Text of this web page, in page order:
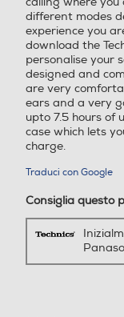
Modalità
La modalità
indesiderati
delle persone
perfetta per
different modes
experience you
download the
personalise your
designed and
are very
ears and a very
upto 7.5 hours of
case which lets
charge.
Traduci con Google
Consiglia questo